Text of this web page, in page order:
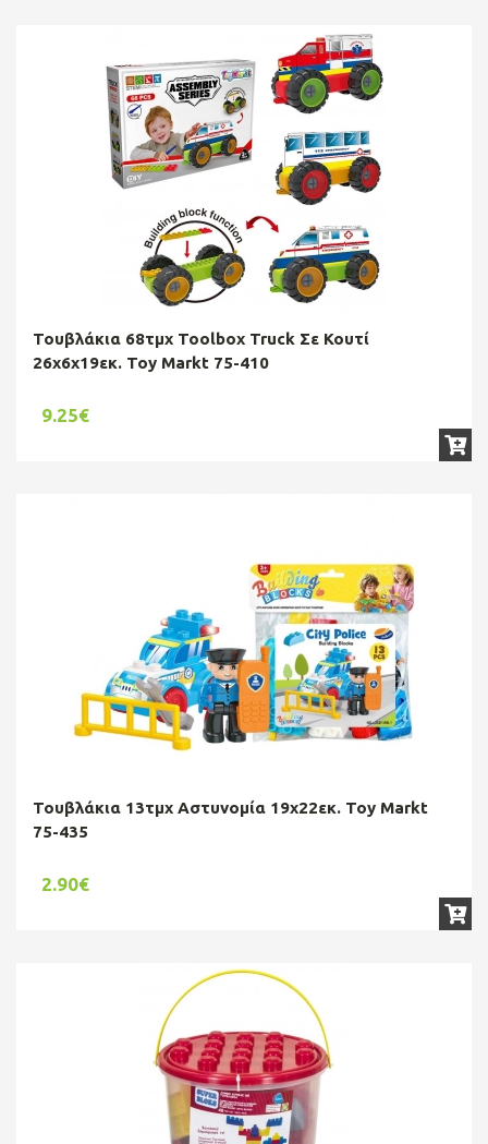
Τουβλάκια 68τμχ Toolbox Truck Σε Κουτί
26x6x19εκ. Toy Markt 75-410
9.25€
Τουβλάκια 13τμχ Αστυνομία 19x22εκ. Toy Markt
75-435
2.90€